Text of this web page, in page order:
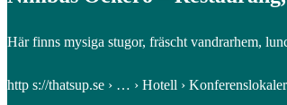
Här finns mysiga stugor, fräscht vandrarhem,
http s://thatsup.se › … › Hotell › Konferenslokaler